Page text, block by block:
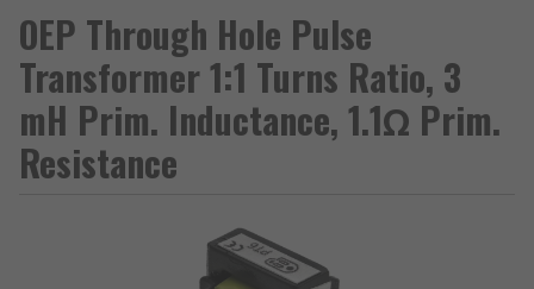
OEP Through Hole Pulse
Transformer 1:1 Turns Ratio, 3
mH Prim. Inductance, 1.1Ω Prim.
Resistance